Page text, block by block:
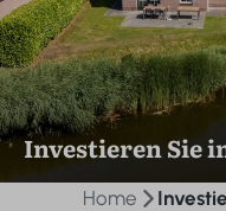
Investieren Sie
Home